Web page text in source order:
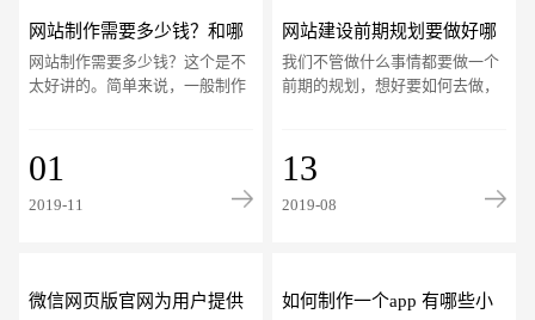
网站制作需要多少钱？和哪
些因素有关？
网站制作需要多少钱？这个是不
太好讲的。简单来说，一般制作
一个常规的网站
01
2019-11
网站建设前期规划要做好哪
些？
我们不管做什么事情都要做一个
前期的规划，想好要如何去做，
一样需要做好前
13
2019-08
微信网页版官网为用户提供
如何制作一个app 有哪些小
电话 微信号